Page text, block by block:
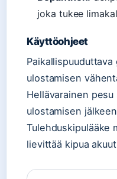
joka tukee
Käyttöohjeet
ulostamisen
Hellävarainen
ulostamisen
Tulehduskipulääke
lievittää kipua